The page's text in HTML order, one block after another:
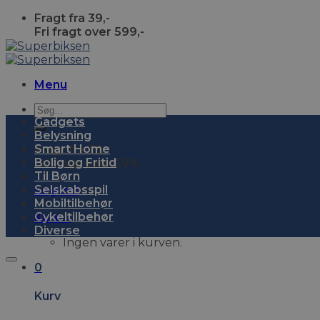
Skip
content
Fragt fra 39,-
Fri fragt over 599,-
Menu
Søg
efter:
Fragt fra 39,-
Fri fragt over 599,-
Log ind
Kurv0
Ingen varer i kurven.
0
Kurv
Gadgets
Belysning
Smart Home
Bolig og Fritid
Til Børn
Selskabsspil
Mobiltilbehør
Cykeltilbehør
Diverse